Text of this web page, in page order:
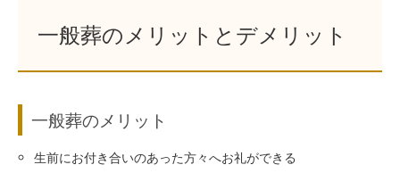
一般葬のメリットとデメリット
一般葬のメリット
生前にお付き合いのあった方々へお礼ができる